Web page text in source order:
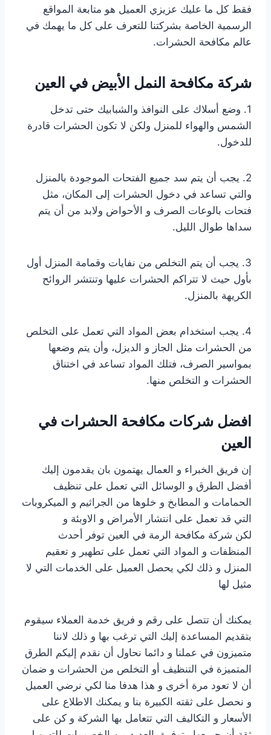
فقط كل ما عليك عزيزي العميل هو متابعة المواقع
الرسمية الخاصة بشركتنا للتعرف على كل ما يهمك في
عالم مكافحة الحشرات.
شركة مكافحة النمل الأبيض في العين
1. وضع أسلاك على النوافذ والشبابيك حتى تدخل
الشمس والهواء للمنزل ولكن لا تكون الحشرات قادرة
للدخول.
2. يجب أن يتم سد جميع الفتحات الموجودة بالمنزل
والتي تساعد في دخول الحشرات إلى المكان، مثل
فتحات بالوعات الصرف و الأحواض ولابد من أن يتم
سداها طوال الليل.
3. يجب أن يتم التخلص من نفايات وقمامة المنزل أول
بأول حيث لا تتراكم الحشرات عليها وتنتشر الروائح
الكريهة بالمنزل.
4. يجب استخدام بعض المواد التي تعمل على التخلص
من الحشرات مثل الجاز و الديزل، وأن يتم وضعها
بمواسير الصرف، فتلك المواد تساعد في اختناق
الحشرات و التخلص منها.
افضل شركات مكافحة الحشرات في
العين
إن فريق الخبراء و العمال يهتمون بان يقدمون إليك
أفضل الطرق و الوسائل التي تعمل على تنظيف
الحمامات و المطابخ و خلوها من الجراثيم و الميكروبات
التي قد تعمل على انتشار الأمراض و الاوبئة و
لكن شركة مكافحة الرمة في العين توفر أحدث
المنظفات و المواد التي تعمل على تطهير و تعقيم
المنزل و ذلك لكي يحصل العميل على الخدمات التي لا
مثيل لها
يمكنك أن تتصل على رقم و فريق خدمة العملاء سيقوم
بتقديم المساعدة إليك التي ترغب بها و ذلك لاننا
متميزون في عملنا و دائما نحاول أن نقدم إليكم الطرق
المتميزة في التنظيف أو التخلص من الحشرات و ضمان
أن لا تعود مرة أخرى و هذا هدفا منا لكي نرضي العميل
و نحصل على ثقته الكبيرة بنا و يمكنك الاطلاع على
الأسعار و التكاليف التي تتعامل بها الشركة و كن على